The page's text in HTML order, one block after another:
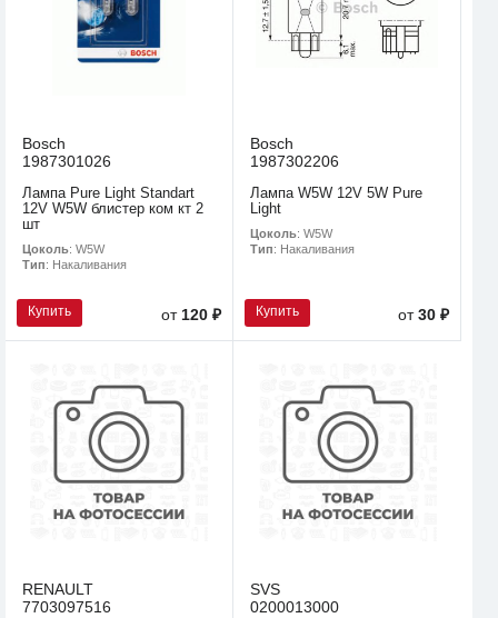
Bosch
1987301026
Лампа Pure Light Standart
12V W5W блистер ком кт 2
шт
Цоколь: W5W
Тип: Накаливания
Купить от 120 ₽
Bosch
1987302206
Лампа W5W 12V 5W Pure
Light
Цоколь: W5W
Тип: Накаливания
Купить от30 ₽
RENAULT
7703097516
SVS
0200013000